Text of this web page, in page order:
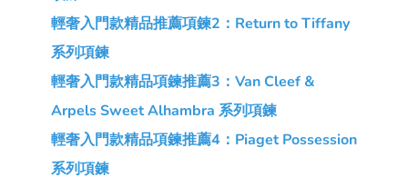
輕奢入門款精品推薦項鍊2：Return to Tiffany
系列項鍊
輕奢入門款精品項鍊推薦3：Van Cleef &
Arpels Sweet Alhambra 系列項鍊
輕奢入門款精品項鍊推薦4：Piaget Possession
系列項鍊